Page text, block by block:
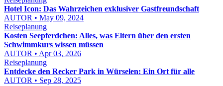
Hotel Icon: Das Wahrzeichen exklusiver Gastfreundschaft
AUTOR • May 09, 2024
Reiseplanung
Kosten Seepferdchen: Alles, was Eltern über den ersten
Schwimmkurs wissen müssen
AUTOR • Apr 03, 2026
Reiseplanung
Entdecke den Recker Park in Würselen: Ein Ort für alle
AUTOR • Sep 28, 2025